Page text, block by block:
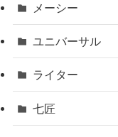
メーシー
ユニバーサル
ライター
七匠